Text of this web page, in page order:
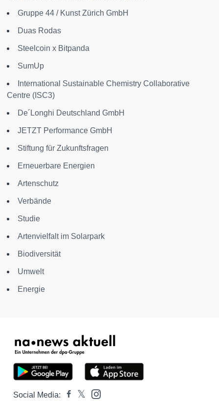
Gruppe 44 / Kunst Zürich GmbH
Duas Rodas
Steelcoin x Bitpanda
SumUp
International Sustainable Chemistry Collaborative
Centre (ISC3)
De´Longhi Deutschland GmbH
JETZT Performance GmbH
Stiftung für Zukunftsfragen
Erneuerbare Energien
Artenschutz
Verbände
Studie
Artenvielfalt im Solarpark
Biodiversität
Umwelt
Energie
Social Media: